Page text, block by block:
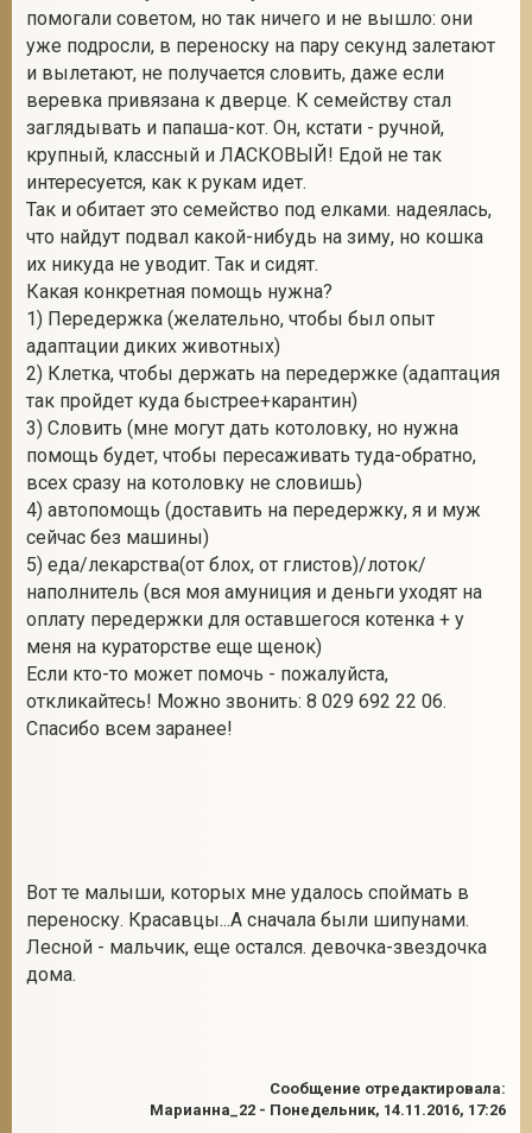
помогали советом, но так ничего и не вышло: они
уже подросли, в переноску на пару секунд залетают
и вылетают, не получается словить, даже если
веревка привязана к дверце. К семейству стал
заглядывать и папаша-кот. Он, кстати - ручной,
крупный, классный и ЛАСКОВЫЙ! Едой не так
интересуется, как к рукам идет.
Так и обитает это семейство под елками. надеялась,
что найдут подвал какой-нибудь на зиму, но кошка
их никуда не уводит. Так и сидят.
Какая конкретная помощь нужна?
1) Передержка (желательно, чтобы был опыт
адаптации диких животных)
2) Клетка, чтобы держать на передержке (адаптация
так пройдет куда быстрее+карантин)
3) Словить (мне могут дать котоловку, но нужна
помощь будет, чтобы пересаживать туда-обратно,
всех сразу на котоловку не словишь)
4) автопомощь (доставить на передержку, я и муж
сейчас без машины)
5) еда/лекарства(от блох, от глистов)/лоток/
наполнитель (вся моя амуниция и деньги уходят на
оплату передержки для оставшегося котенка + у
меня на кураторстве еще щенок)
Если кто-то может помочь - пожалуйста,
откликайтесь! Можно звонить: 8 029 692 22 06.
Спасибо всем заранее!
Вот те малыши, которых мне удалось споймать в
переноску. Красавцы...А сначала были шипунами.
Лесной - мальчик, еще остался. девочка-звездочка
дома.
Сообщение отредактировала:
Марианна_22 - Понедельник, 14.11.2016, 17:26